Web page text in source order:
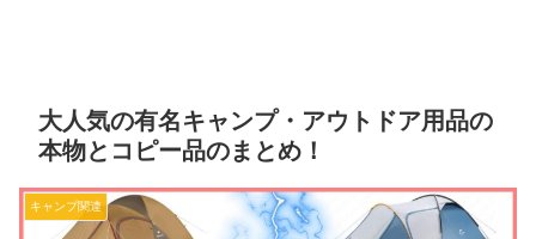
大人気の有名キャンプ・アウトドア用品の
本物とコピー品のまとめ！
キャンプ関連